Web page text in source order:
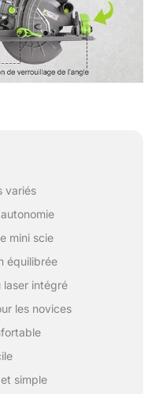
variés
mini scie
équilibrée
laser intégré
les novices
simple